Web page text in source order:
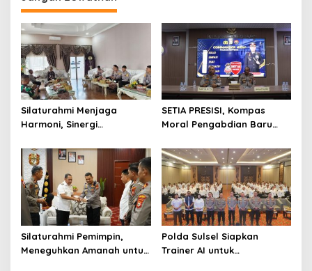
Silaturahmi Menjaga
Harmoni, Sinergi
Soppeng
SETIA PRESISI, Kompas
Moral Pengabdian Baru
Silaturahmi Pemimpin,
Meneguhkan Amanah untuk
Polda Sulsel Siapkan
Trainer AI untuk